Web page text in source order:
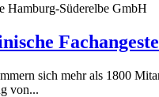
Hamburg-Süderelbe GmbH
sich mehr als 1800
von...